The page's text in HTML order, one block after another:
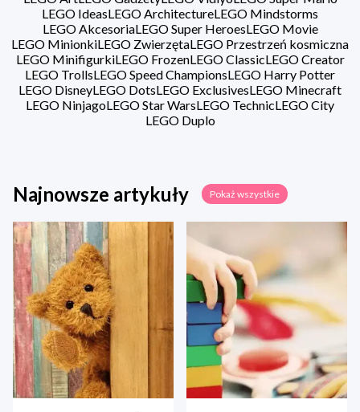
LEGO IdeasLEGO ArchitectureLEGO Mindstorms
LEGO AkcesoriaLEGO Super HeroesLEGO Movie
LEGO MinionkiLEGO ZwierzętaLEGO Przestrzeń kosmiczna
LEGO MinifigurkiLEGO FrozenLEGO ClassicLEGO Creator
LEGO TrollsLEGO Speed ChampionsLEGO Harry Potter
LEGO DisneyLEGO DotsLEGO ExclusivesLEGO Minecraft
LEGO NinjagoLEGO Star WarsLEGO TechnicLEGO City
LEGO Duplo
Najnowsze artykuły Pokaż wszystkie